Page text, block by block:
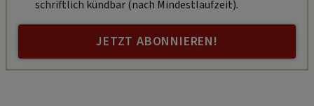
schriftlich kündbar (nach Mindestlaufzeit).
JETZT ABONNIEREN!